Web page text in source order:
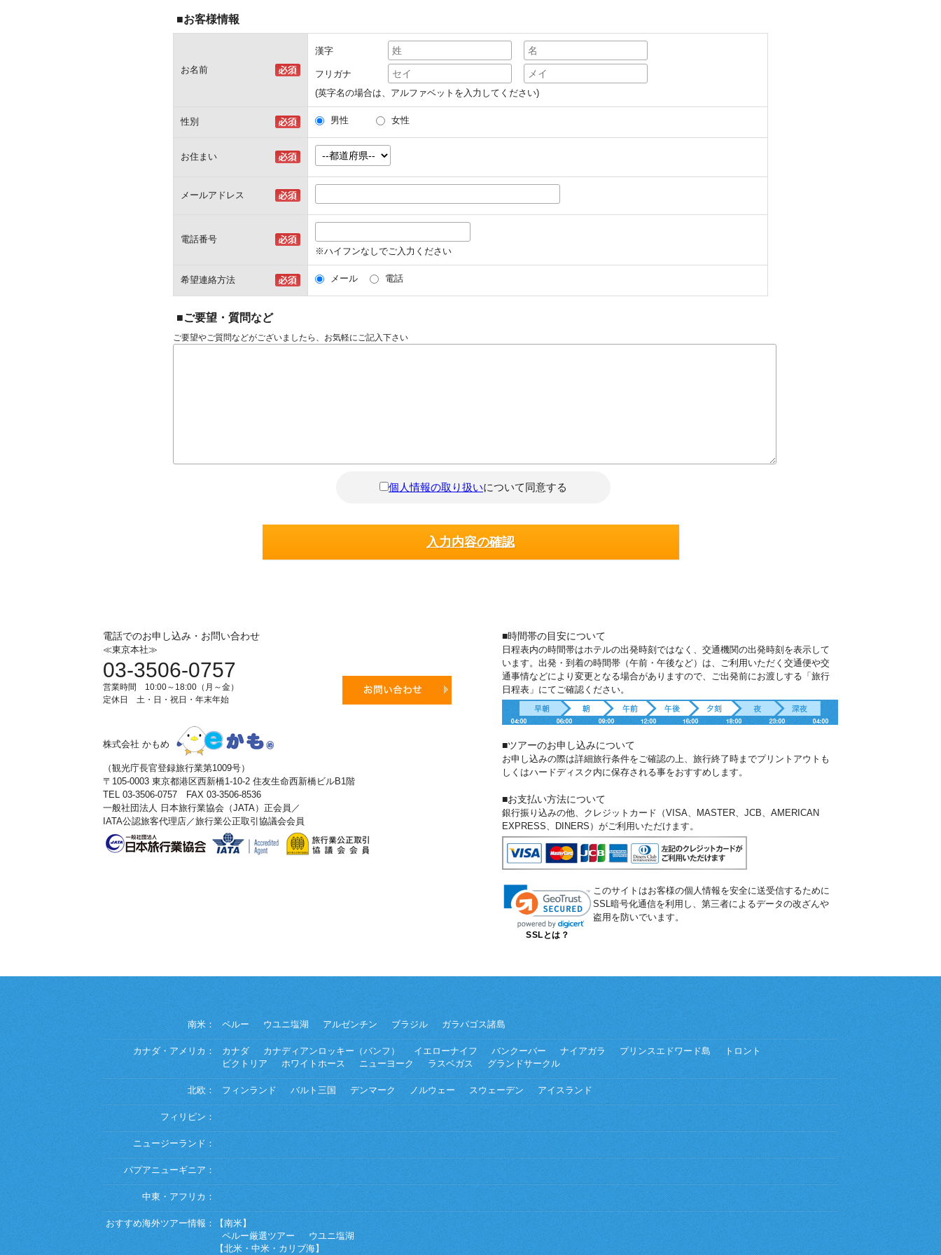
■お客様情報
お名前
漢字
フリガナ
(英字名の場合は、アルファベットを入力してください)
性別 男性 女性
お住まい
メールアドレス
電話番号
※ハイフンなしでご入力ください
希望連絡方法 メール 電話
■ご要望・質問など
ご要望やご質問などがございましたら、お気軽にご記入下さい
個人情報の取り扱いについて同意する
電話でのお申し込み・お問い合わせ
≪東京本社≫
03-3506-0757
営業時間 10:00～18:00（月～金）
定休日 土・日・祝日・年末年始
株式会社 かもめ
（観光庁長官登録旅行業第1009号）
〒105-0003 東京都港区西新橋1-10-2 住友生命西新橋ビルB1階
TEL 03-3506-0757 FAX 03-3506-8536
一般社団法人 日本旅行業協会（JATA）正会員／
IATA公認旅客代理店／旅行業公正取引協議会会員
■時間帯の目安について
日程表内の時間帯はホテルの出発時刻ではなく、交通機関の出発時刻を表示して
います。出発・到着の時間帯（午前・午後など）は、ご利用いただく交通便や交
通事情などにより変更となる場合がありますので、ご出発前にお渡しする「旅行
日程表」にてご確認ください。
■ツアーのお申し込みについて
お申し込みの際は詳細旅行条件をご確認の上、旅行終了時までプリントアウトも
しくはハードディスク内に保存される事をおすすめします。
■お支払い方法について
銀行振り込みの他、クレジットカード（VISA、MASTER、JCB、AMERICAN
EXPRESS、DINERS）がご利用いただけます。
SSLとは？
このサイトはお客様の個人情報を安全に送受信するために
SSL暗号化通信を利用し、第三者によるデータの改ざんや
盗用を防いでいます。
南米： ペルー ウユニ塩湖 アルゼンチン ブラジル ガラパゴス諸島
カナダ・アメリカ： カナダ カナディアンロッキー（バンフ） イエローナイフ バンクーバー ナイアガラ プリンスエドワード島
トロント
ビクトリア
ホワイトホース ニューヨーク ラスベガス グランドサークル
北欧： フィンランド バルト三国 デンマーク ノルウェー スウェーデン アイスランド
フィリピン：
ニュージーランド：
パプアニューギニア：
中東・アフリカ：
おすすめ海外ツアー情報：
【南米】
ペルー厳選ツアー
ウユニ塩湖
【北米・中米・カリブ海】